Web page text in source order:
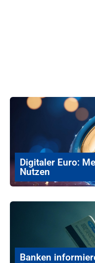
Digitaler Euro:
Nutzen
Banken